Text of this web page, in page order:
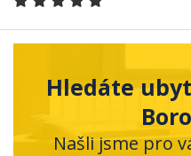
Hledáte
Našli jsme pro